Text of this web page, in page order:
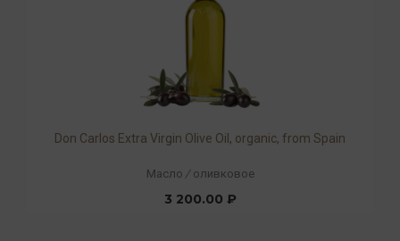
Don Carlos Extra Virgin Olive Oil, organic, from Spain
Масло / оливковое
3 200.00 ₽